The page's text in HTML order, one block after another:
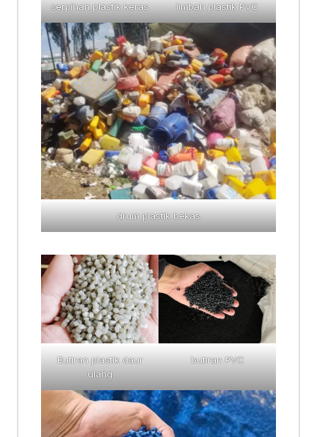
serpihan plastik keras limbah plastik PVC
drum plastik bekas
Butiran plastik daur
ulang
butiran PVC